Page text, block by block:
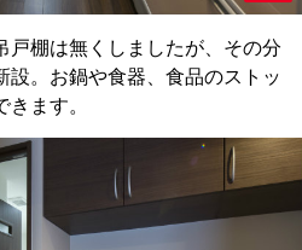
戸棚は無くしましたが、その分
設。お鍋や食器、食品のストッ
ます。